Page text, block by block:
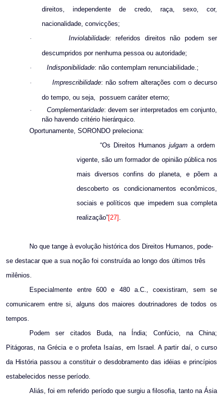
direitos, independente de credo, raça, sexo, cor,
nacionalidade, convicções;
· Inviolabilidade: referidos direitos não podem ser
descumpridos por nenhuma pessoa ou autoridade;
· Indisponibilidade: não contemplam renunciabilidade.;
· Imprescribilidade: não sofrem alterações com o decurso
do tempo, ou seja, possuem caráter eterno;
· Complementaridade: devem ser interpretados em conjunto,
não havendo critério hierárquico.
Oportunamente, SORONDO preleciona:
“Os Direitos Humanos julgam a ordem
vigente, são um formador de opinião pública nos
mais diversos confins do planeta, e põem a
descoberto os condicionamentos econômicos,
sociais e políticos que impedem sua completa
realização”[27] .
No que tange à evolução histórica dos Direitos Humanos, pode-
se destacar que a sua noção foi construída ao longo dos últimos três
milênios.
Especialmente entre 600 e 480 a.C., coexistiram, sem se
comunicarem entre si, alguns dos maiores doutrinadores de todos os
tempos.
Podem ser citados Buda, na Índia; Confúcio, na China;
Pitágoras, na Grécia e o profeta Isaías, em Israel. A partir daí, o curso
da História passou a constituir o desdobramento das idéias e princípios
estabelecidos nesse período.
Aliás, foi em referido período que surgiu a filosofia, tanto na Ásia